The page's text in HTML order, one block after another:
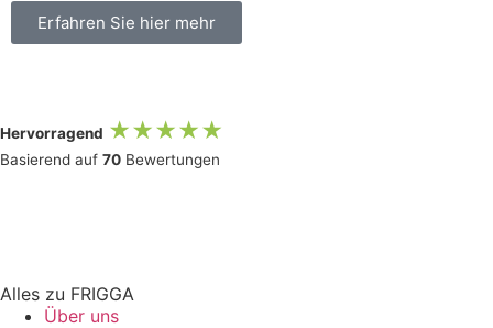
Erfahren Sie hier mehr
Hervorragend ★★★★★
Basierend auf 70 Bewertungen
Alles zu FRIGGA
Über uns